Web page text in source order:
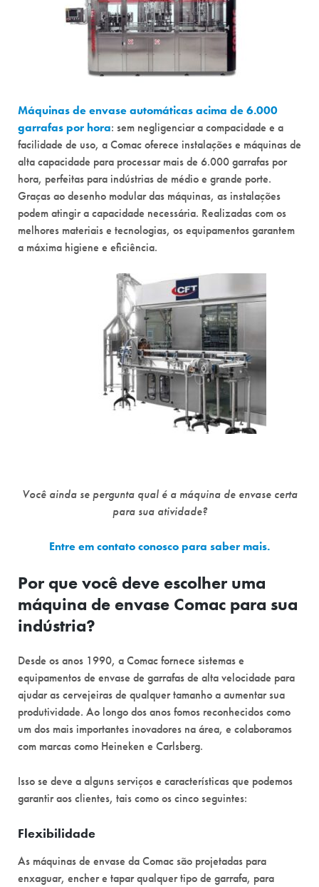
Máquinas de envase automáticas acima de 6.000
garrafas por hora: sem negligenciar a compacidade e a
facilidade de uso, a Comac oferece instalações e máquinas de
alta capacidade para processar mais de 6.000 garrafas por
hora, perfeitas para indústrias de médio e grande porte.
Graças ao desenho modular das máquinas, as instalações
podem atingir a capacidade necessária. Realizadas com os
melhores materiais e tecnologias, os equipamentos garantem
a máxima higiene e eficiência.
Você ainda se pergunta qual é a máquina de envase certa
para sua atividade?
Entre em contato conosco para saber mais.
Por que você deve escolher uma
máquina de envase Comac para sua
indústria?
Desde os anos 1990, a Comac fornece sistemas e
equipamentos de envase de garrafas de alta velocidade para
ajudar as cervejeiras de qualquer tamanho a aumentar sua
produtividade. Ao longo dos anos fomos reconhecidos como
um dos mais importantes inovadores na área, e colaboramos
com marcas como Heineken e Carlsberg.
Isso se deve a alguns serviços e características que podemos
garantir aos clientes, tais como os cinco seguintes:
Flexibilidade
As máquinas de envase da Comac são projetadas para
enxaguar, encher e tapar qualquer tipo de garrafa, para